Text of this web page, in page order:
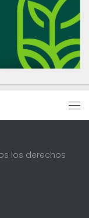
los derechos